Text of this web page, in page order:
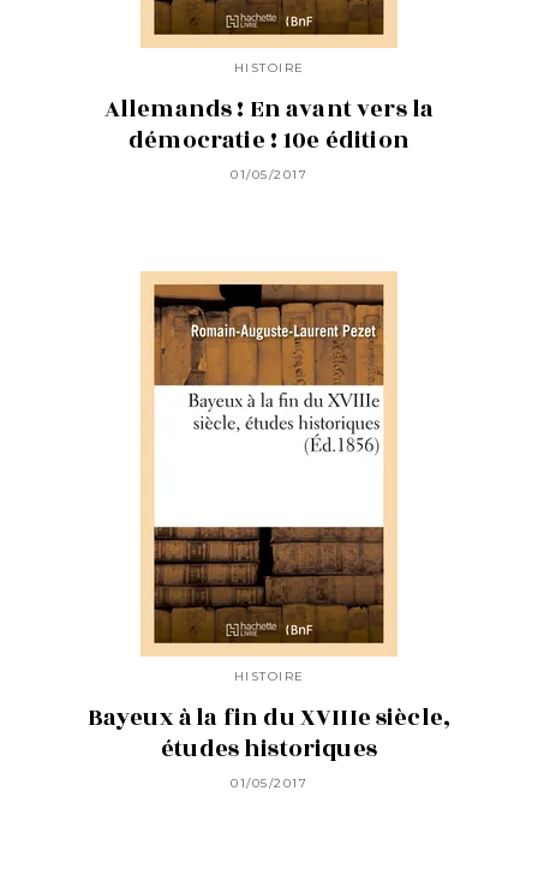
HISTOIRE
Allemands ! En avant vers la
démocratie ! 10e édition
01/05/2017
HISTOIRE
Bayeux à la fin du XVIIIe siècle,
études historiques
01/05/2017